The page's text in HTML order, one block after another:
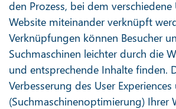
den Prozess, bei dem
Website miteinander verknüpft
Verknüpfungen können Besucher
Suchmaschinen leichter durch die
und entsprechende Inhalte finden.
Verbesserung des User
(Suchmaschinenoptimierung) Ihrer